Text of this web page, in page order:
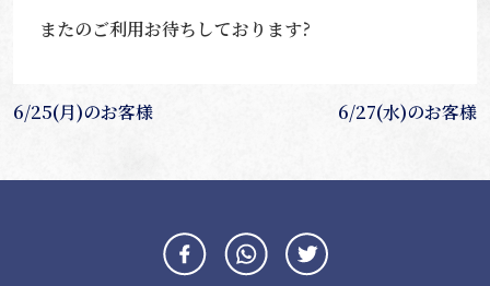
またのご利用お待ちしております?
投
ビ
6/25(月)のお客様 6/27(水)のお客様